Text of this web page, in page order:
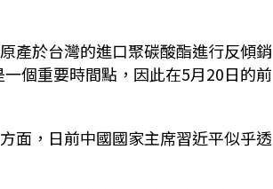
產於台灣的進口聚碳酸酯進行反傾銷
個重要時間點，因此在5月20日的前
面，日前中國國家主席習近平似乎透